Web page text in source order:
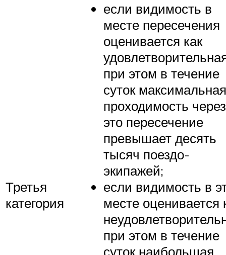
Третья
категория
если видимость в
месте пересечения
оценивается как
при этом в течение
суток максимальная
проходимость через
это пересечение
превышает десять
тысяч поездо-
экипажей;
если видимость в
месте оценивается
при этом в течение
суток наибольшая